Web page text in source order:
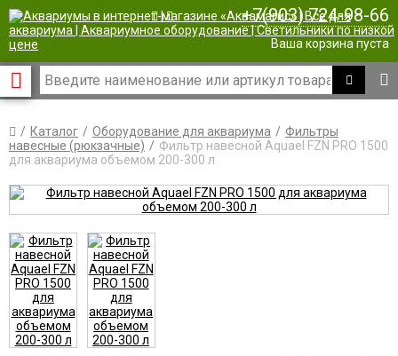
| +7(903) 724-98-66
Ваша корзина пуста
Каталог Оборудование для аквариума
Фильтры
навесные (рюкзачные)
Фильтр навесной Aquael FZN PRO 1500
для аквариума объемом 200-300 л